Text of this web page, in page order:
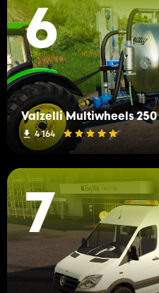
6
Valzelli Multiwheels 250
4 164
7